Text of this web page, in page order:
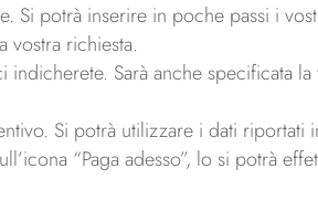
Si potrà inserire in poche passi i
vostra richiesta.
Sarà anche specificata
Si potrà utilizzare i dati riportati
“Paga adesso”, lo si potrà